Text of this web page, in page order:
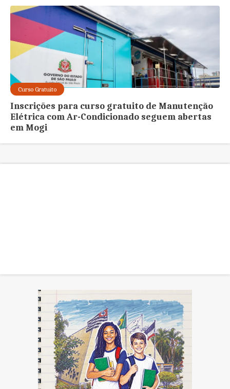
Curso Gratuito
Inscrições para curso gratuito de Manutenção
Elétrica com Ar-Condicionado seguem abertas
em Mogi